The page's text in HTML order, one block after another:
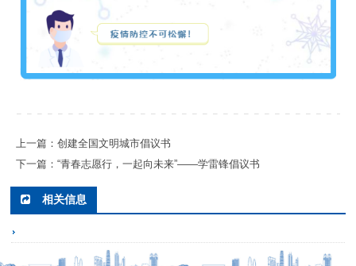
上一篇：创建全国文明城市倡议书
下一篇：“青春志愿行，一起向未来”——学雷锋倡议书
相关信息